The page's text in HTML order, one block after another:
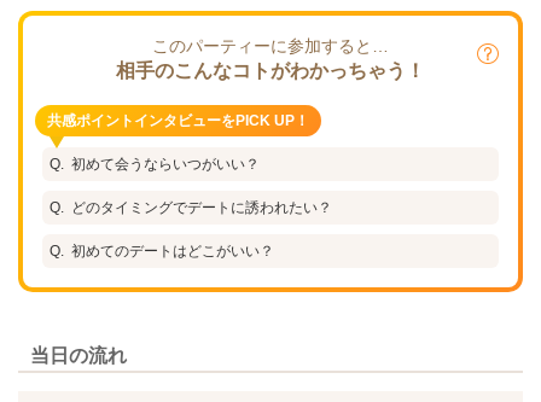
このパーティーに参加すると…
相手のこんなコトがわかっちゃう！
共感ポイントインタビューをPICK UP！
初めて会うならいつがいい？
どのタイミングでデートに誘われたい？
初めてのデートはどこがいい？
当日の流れ